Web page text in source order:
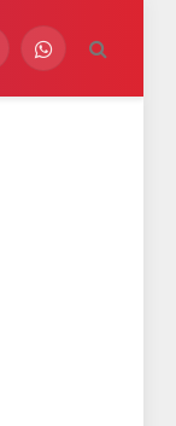
WhatsApp